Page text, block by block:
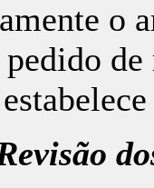
o
pedido